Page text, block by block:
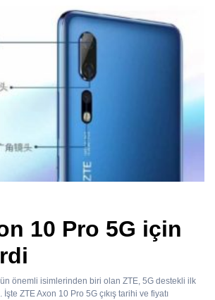
10 Pro 5G için
önemli isimlerinden biri olan ZTE, 5G destekli ilk
ZTE Axon 10 Pro 5G çıkış tarihi ve fiyatı